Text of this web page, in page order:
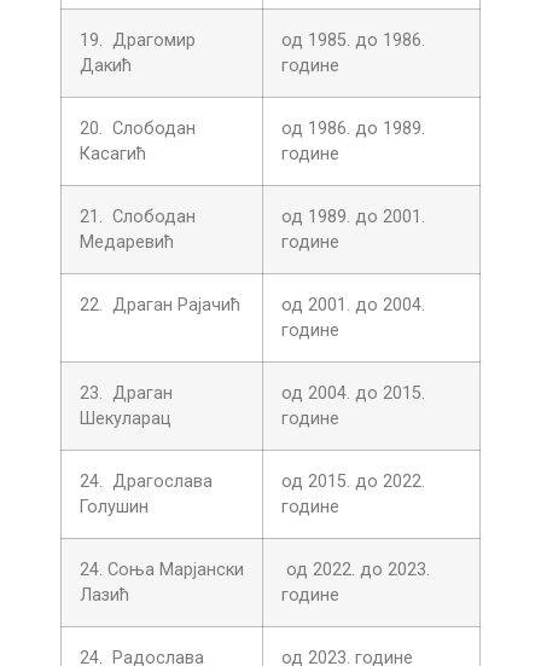
19. Драгомир
Дакић
од 1985. до 1986.
године
20. Слободан
Касагић
од 1986. до 1989.
године
21. Слободан
Медаревић
од 1989. до 2001.
године
22. Драган Рајачић
од 2001. до 2004.
године
23. Драган
Шекуларац
од 2004. до 2015.
године
24. Драгослава
Голушин
од 2015. до 2022.
године
24. Соња Марјански
Лазић
од 2022. до 2023.
године
24. Радослава
од 2023. године